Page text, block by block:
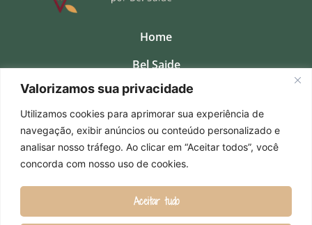
Valorizamos sua privacidade
Utilizamos cookies para aprimorar sua experiência de
navegação, exibir anúncios ou conteúdo personalizado e
analisar nosso tráfego. Ao clicar em “Aceitar todos”, você
concorda com nosso uso de cookies.
Aceitar tudo
Home
Bel Saide
Clinica
Consultas Presenciais
Cursos
Contato